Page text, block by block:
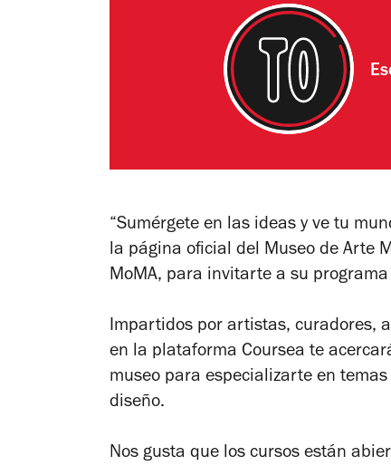
“Sumérgete en las ideas y ve tu
la página oficial del Museo de Arte
MoMA, para invitarte a su
Impartidos por artistas, curadores,
en la plataforma Coursea te
museo para especializarte en
diseño.
Nos gusta que los cursos están